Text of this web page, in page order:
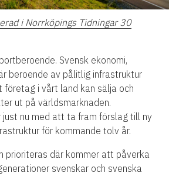
i Norrköpings Tidningar 30
Svensk ekonomi,
beroende av pålitlig infrastruktur
i vårt land kan sälja och
ut på världsmarknaden.
nu med att ta fram förslag till ny
för kommande tolv år.
prioriteras där kommer att påverka
svenskar och svenska